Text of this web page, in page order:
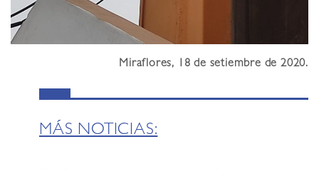
Miraflores, 18 de setiembre de 2020.
MÁS NOTICIAS: